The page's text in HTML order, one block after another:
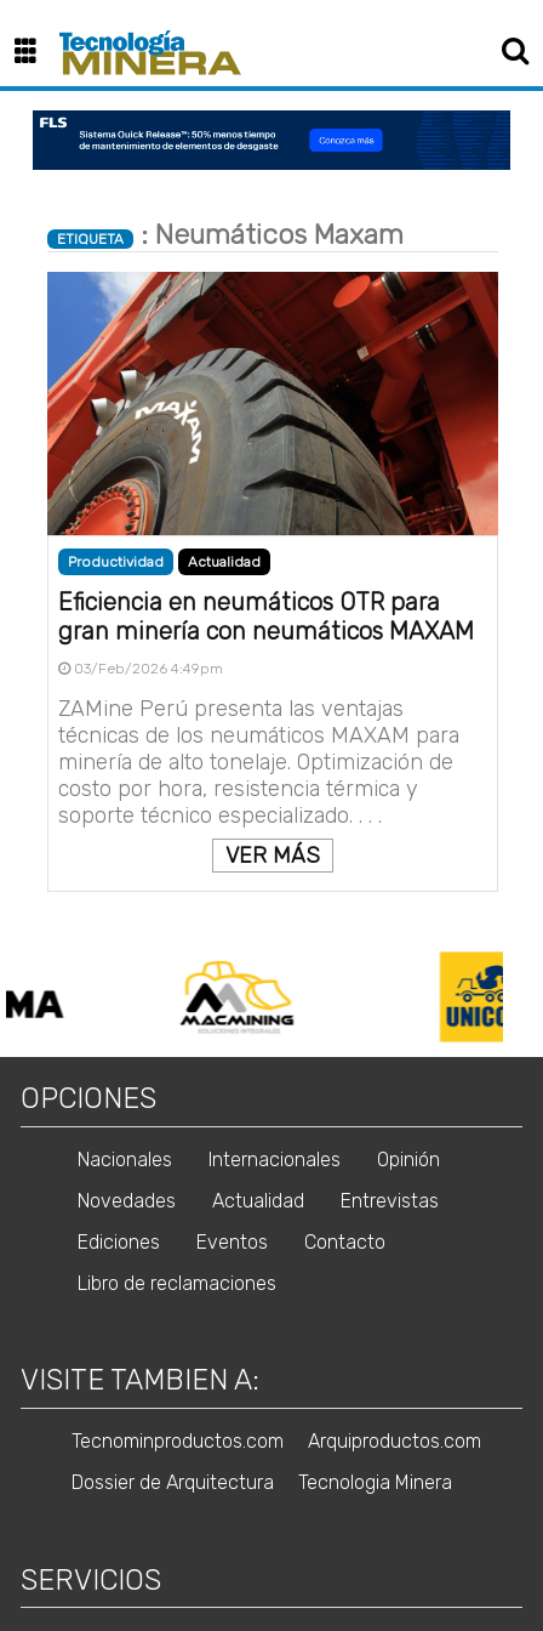
ETIQUETA : Neumáticos Maxam
Productividad Actualidad
Eficiencia en neumáticos OTR para
gran minería con neumáticos MAXAM
03/Feb/2026 4:49pm
ZAMine Perú presenta las ventajas
técnicas de los neumáticos MAXAM para
minería de alto tonelaje. Optimización de
costo por hora, resistencia térmica y
soporte técnico especializado. . . .
VER MÁS
OPCIONES
Nacionales Internacionales
Opinión
Novedades
Actualidad
Entrevistas
Ediciones
Eventos
Contacto
Libro de reclamaciones
VISITE TAMBIEN A:
Tecnominproductos.com
Arquiproductos.com
Dossier de Arquitectura
Tecnologia Minera
SERVICIOS